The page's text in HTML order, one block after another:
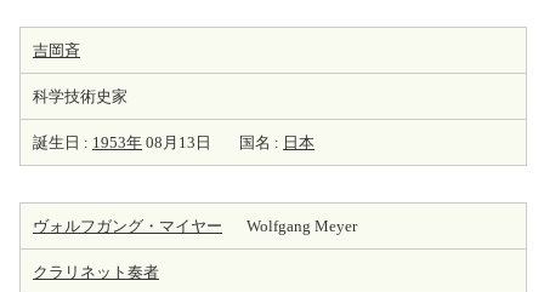
吉岡斉
科学技術史家
誕生日 : 1953年 08月13日 国名 : 日本
ヴォルフガング・マイヤー Wolfgang Meyer
クラリネット 奏者